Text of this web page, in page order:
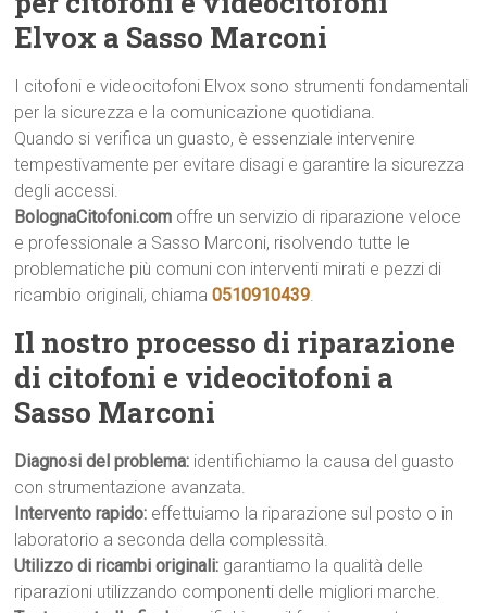
Elvox a Sasso Marconi
I citofoni e videocitofoni Elvox sono strumenti fondamentali
per la sicurezza e la comunicazione quotidiana.
Quando si verifica un guasto, è essenziale intervenire
tempestivamente per evitare disagi e garantire la sicurezza
degli accessi.
BolognaCitofoni.com offre un servizio di riparazione veloce
e professionale a Sasso Marconi, risolvendo tutte le
problematiche più comuni con interventi mirati e pezzi di
ricambio originali, chiama0510910439.
Il nostro processo di riparazione
di citofoni e videocitofoni a
Sasso Marconi
Diagnosi del problema: identifichiamo la causa del guasto
con strumentazione avanzata.
Intervento rapido: effettuiamo la riparazione sul posto o in
laboratorio a seconda della complessità.
Utilizzo di ricambi originali: garantiamo la qualità delle
riparazioni utilizzando componenti delle migliori marche.